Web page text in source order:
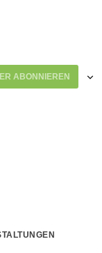
ABONNIEREN